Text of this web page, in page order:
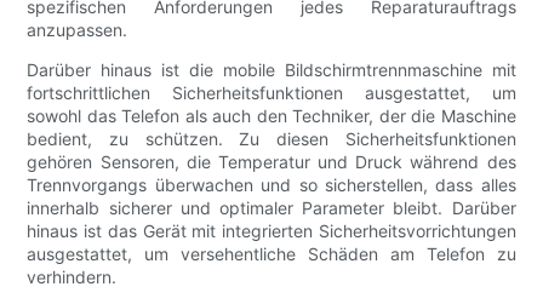
spezifischen Anforderungen jedes Reparaturauftrags
anzupassen.
Darüber hinaus ist die mobile Bildschirmtrennmaschine mit
fortschrittlichen Sicherheitsfunktionen ausgestattet, um
sowohl das Telefon als auch den Techniker, der die Maschine
bedient, zu schützen. Zu diesen Sicherheitsfunktionen
gehören Sensoren, die Temperatur und Druck während des
Trennvorgangs überwachen und so sicherstellen, dass alles
innerhalb sicherer und optimaler Parameter bleibt. Darüber
hinaus ist das Gerät mit integrierten Sicherheitsvorrichtungen
ausgestattet, um versehentliche Schäden am Telefon zu
verhindern.